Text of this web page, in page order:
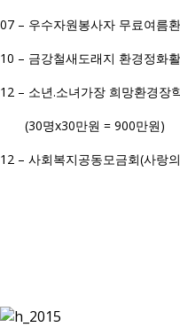
07 – 우수자원봉사자 무료여름
10 – 금강철새도래지 환경정화
12 – 소년.소녀가장 희망환경장
(30명x30만원 = 900만원)
12 – 사회복지공동모금회(사랑